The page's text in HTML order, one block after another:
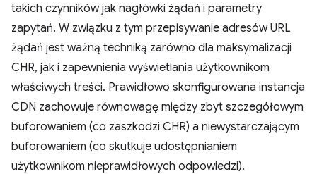
takich czynników jak nagłówki żądań i parametry
zapytań. W związku z tym przepisywanie adresów URL
żądań jest ważną techniką zarówno dla maksymalizacji
CHR, jak i zapewnienia wyświetlania użytkownikom
właściwych treści. Prawidłowo skonfigurowana instancja
CDN zachowuje równowagę między zbyt szczegółowym
buforowaniem (co zaszkodzi CHR) a niewystarczającym
buforowaniem (co skutkuje udostępnianiem
użytkownikom nieprawidłowych odpowiedzi).